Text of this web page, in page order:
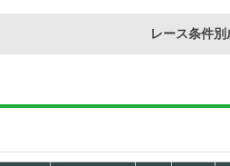
レース条件別